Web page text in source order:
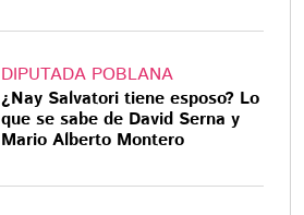
DIPUTADA POBLANA
¿Nay Salvatori tiene esposo? Lo
que se sabe de David Serna y
Mario Alberto Montero